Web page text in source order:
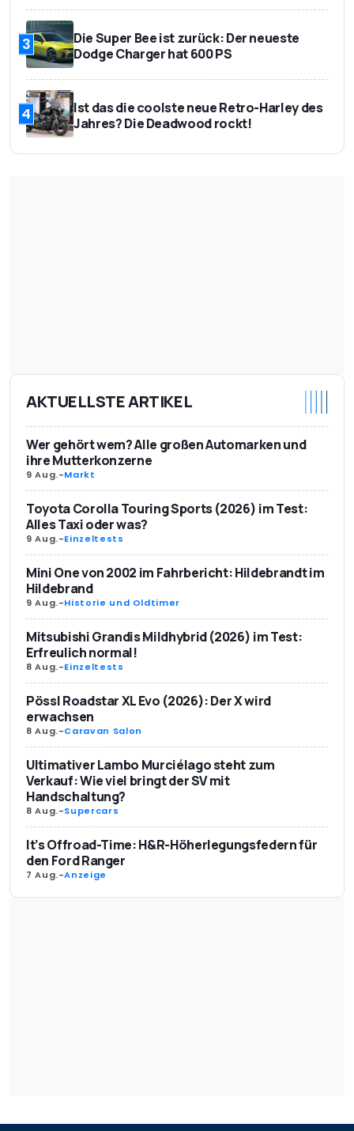
3
Die Super Bee ist zurück: Der neueste
Dodge Charger hat 600 PS
4
Ist das die coolste neue Retro-Harley des
Jahres? Die Deadwood rockt!
AKTUELLSTE ARTIKEL
Wer gehört wem? Alle großen Automarken und
ihre Mutterkonzerne
9 Aug.-Markt
Toyota Corolla Touring Sports (2026) im Test:
Alles Taxi oder was?
9 Aug.-Einzeltests
Mini One von 2002 im Fahrbericht: Hildebrandt im
Hildebrand
9 Aug.-Historie und Oldtimer
Mitsubishi Grandis Mildhybrid (2026) im Test:
Erfreulich normal!
8 Aug.-Einzeltests
Pössl Roadstar XL Evo (2026): Der X wird
erwachsen
8 Aug.-Caravan Salon
Ultimativer Lambo Murciélago steht zum
Verkauf: Wie viel bringt der SV mit
Handschaltung?
8 Aug.-Supercars
It’s Offroad-Time: H&R-Höherlegungsfedern für
den Ford Ranger
7 Aug.-Anzeige